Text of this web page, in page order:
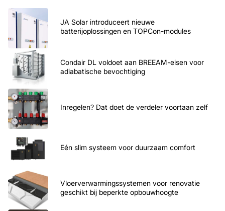
JA Solar introduceert nieuwe
batterijoplossingen en TOPCon-modules
Condair DL voldoet aan BREEAM-eisen voor
adiabatische bevochtiging
Inregelen? Dat doet de verdeler voortaan zelf
Eén slim systeem voor duurzaam comfort
Vloerverwarmingssystemen voor renovatie
geschikt bij beperkte opbouwhoogte